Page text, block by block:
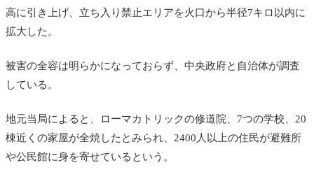
高に引き上げ、立ち入り禁止エリアを火口から半径7キロ以内に
拡大した。
被害の全容は明らかになっておらず、中央政府と自治体が調査
している。
地元当局によると、ローマカトリックの修道院、7つの学校、20
棟近くの家屋が全焼したとみられ、2400人以上の住民が避難所
や公民館に身を寄せているという。